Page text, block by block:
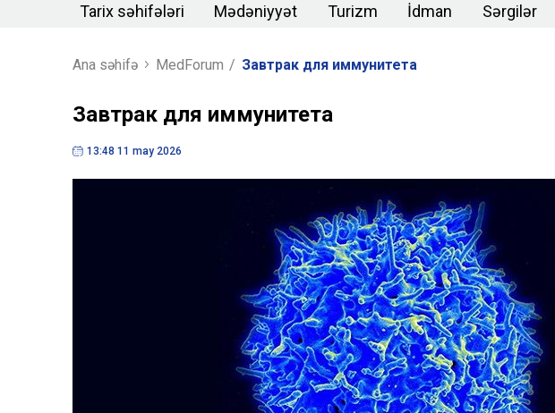
Tarix səhifələri
Mədəniyyət Turizm İdman Sərgilər
Ana səhifə MedForum / Завтрак для иммунитета
Завтрак для иммунитета
13:48 11 may 2026